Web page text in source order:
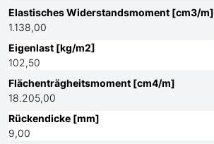
Elastisches Widerstandsmoment [cm3/m]
1.138,00
Eigenlast [kg/m2]
102,50
Flächenträgheitsmoment [cm4/m]
18.205,00
Rückendicke [mm]
9,00